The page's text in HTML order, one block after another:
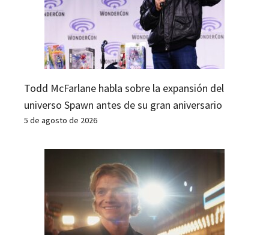
Todd McFarlane habla sobre la expansión del
universo Spawn antes de su gran aniversario
5 de agosto de 2026